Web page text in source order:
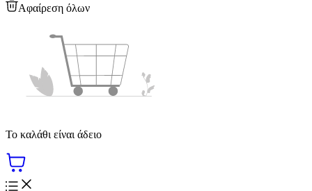
Αφαίρεση όλων
Το καλάθι είναι άδειο